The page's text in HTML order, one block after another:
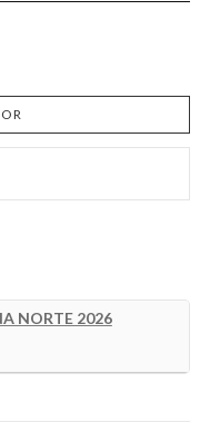
NORTE 2026